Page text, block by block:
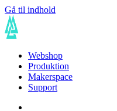
Gå til indhold
Webshop
Produktion
Makerspace
Support